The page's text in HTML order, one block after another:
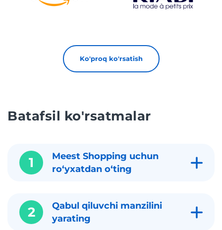
Ko'proq ko'rsatish
Batafsil ko'rsatmalar
1
Meest Shopping uchun
roʻyxatdan oʻting
2
Qabul qiluvchi manzilini
yarating